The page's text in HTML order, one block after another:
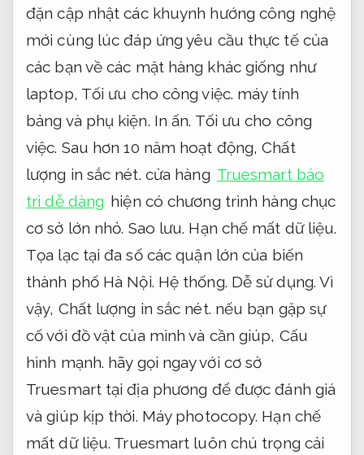
đặn cập nhật các khuynh hướng công nghệ
mới cùng lúc đáp ứng yêu cầu thực tế của
các bạn về các mặt hàng khác giống như
laptop, Tối ưu cho công việc. máy tính
bảng và phụ kiện. In ấn. Tối ưu cho công
việc. Sau hơn 10 năm hoạt động,Chất
lượng in sắc nét. cửa hàng Truesmart bảo
trì dễ dàng hiện có chương trình hàng chục
cơ sở lớn nhỏ. Sao lưu. Hạn chế mất dữ liệu.
Tọa lạc tại đa số các quận lớn của biến
thành phố Hà Nội. Hệ thống. Dễ sử dụng. Vì
vậy, Chất lượng in sắc nét. nếu bạn gặp sự
cố với đồ vật của mình và cần giúp, Cấu
hình mạnh. hãy gọi ngay với cơ sở
Truesmart tại địa phương để được đánh giá
và giúp kịp thời. Máy photocopy. Hạn chế
mất dữ liệu. Truesmart luôn chú trọng cải